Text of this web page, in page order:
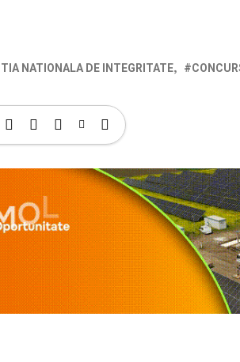
NATIONALA DE INTEGRITATE